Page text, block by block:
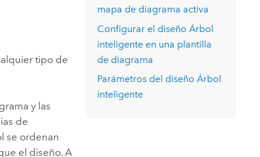
Explorar ArcGIS Pro
Leer la historia
tipo de
y las
de
se ordenan
el diseño. A
mapa de diagrama activa
Configurar el diseño Árbol
inteligente en una plantilla
de diagrama
Parámetros del diseño Árbol
inteligente